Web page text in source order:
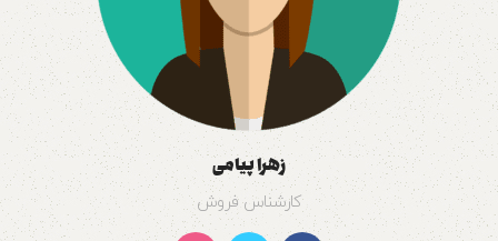
زهرا پیامی
کارشناس فروش